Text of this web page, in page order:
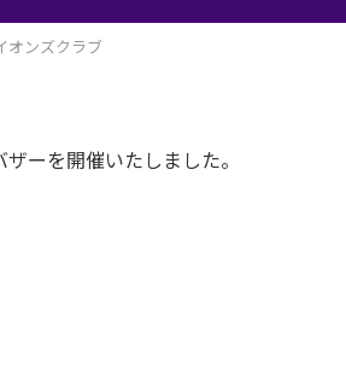
オンズクラブ
ーを開催いたしました。